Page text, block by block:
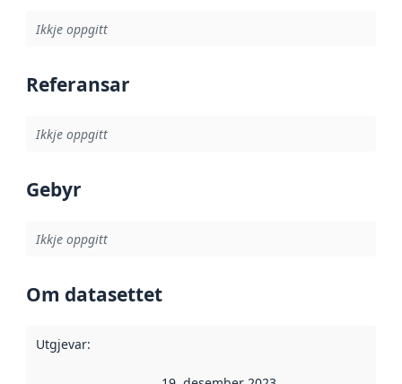
Ikkje oppgitt
Referansar
Ikkje oppgitt
Gebyr
Ikkje oppgitt
Om datasettet
Utgjevar: